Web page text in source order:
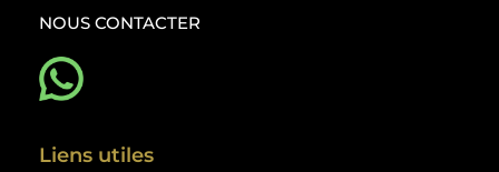
NOUS CONTACTER
Liens utiles